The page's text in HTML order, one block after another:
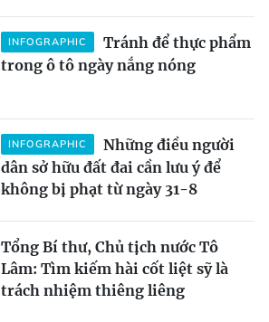
INFOGRAPHIC
Tránh để thực phẩm
trong ô tô ngày nắng nóng
INFOGRAPHIC
Những điều người
dân sở hữu đất đai cần lưu ý để
không bị phạt từ ngày 31-8
Tổng Bí thư, Chủ tịch nước Tô
Lâm: Tìm kiếm hài cốt liệt sỹ là
trách nhiệm thiêng liêng